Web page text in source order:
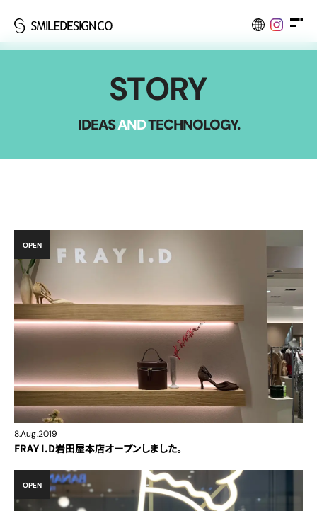
STORY
IDEASANDTECHNOLOGY.
OPEN
8.Aug.2019
FRAY I.D岩田屋本店オープンしました。
OPEN